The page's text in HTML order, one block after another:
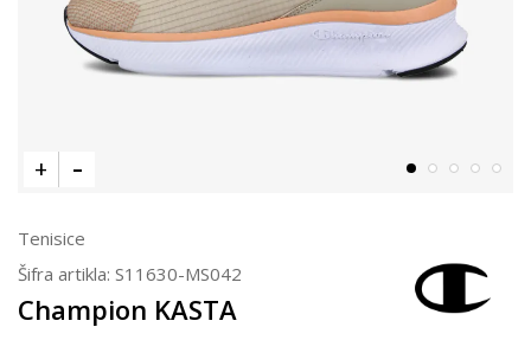
Tenisice
Šifra artikla: S11630-MS042
Champion KASTA